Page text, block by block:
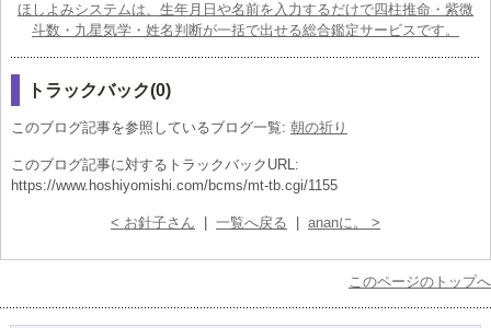
ほしよみシステムは、生年月日や名前を入力するだけで四柱推命・紫微
斗数・九星気学・姓名判断が一括で出せる総合鑑定サービスです。
トラックバック(0)
このブログ記事を参照しているブログ一覧: 朝の祈り
このブログ記事に対するトラックバックURL:
https://www.hoshiyomishi.com/bcms/mt-tb.cgi/1155
< お針子さん 一覧へ戻る ananに。 >
このページのトップへ